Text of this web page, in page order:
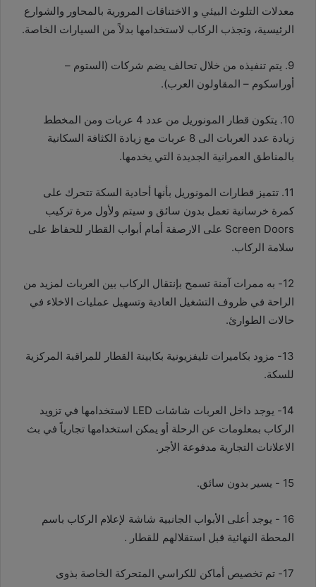
معدلات التلوث البيئي و الاختناقات المرورية بالمحاور والشوارع
الرئيسية، وتجذب الركاب لاستخدامها بدلاً من السيارات الخاصة.
9. يتم تنفيذه من خلال تحالف يضم شركات (الستوم –
أوراسكوم – المقاولون العرب).
10. يتكون قطار المونوريل ‏من عدد 4 عربات ومن ‏المخطط
زيادة عدد ‏العربات الى 8 عربات مع زيادة الكثافة السكانية
‏بالمناطق العمرانية الجديدة التي يخدمها.‏
11. تتميز قطارات المونوريل بأنها أحادية السكة تتحرك على
كمرة خرسانية تعمل بدون سائق و سيتم ولأول مرة ‏تركيب
‏Screen ‎‎Doors‏ على الارصفة ‏أمام أبواب القطار للحفاظ على
سلامة الركاب.
12- به ممرات آمنة ‏تسمح بإنتقال ‏الركاب ‏‏بين العربات لمزيد من
الراحة في ظروف التشغيل العادية وتسهيل عمليات الاخلاء في
‏حالات ‏الطوارئ.
13- مزود ‏‏بكاميرات تليفزيونية بكابينة القطار للمراقبة المركزية
للسكة.
14- يوجد داخل العربات ‏شاشات ‏LED‏ لاستخدامها في تزويد
‏‏الركاب بمعلومات عن الرحلة أو يمكن ‏استخدامها تجارياً في بث
الاعلانات ‏التجارية مدفوعة الأجر.
15 - يسير بدون سائق.
16 - يوجد أعلى الأبواب ‏‏الجانبية شاشة ‏لإعلام الركاب باسم
المحطة النهائية قبل استقلالهم للقطار ‏.
17- تم تخصيص أماكن للكراسي ‏المتحركة ‏‏الخاصة بذوى